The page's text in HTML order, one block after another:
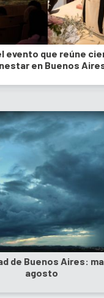
evento que reúne
en Buenos
de Buenos Aires:
agosto